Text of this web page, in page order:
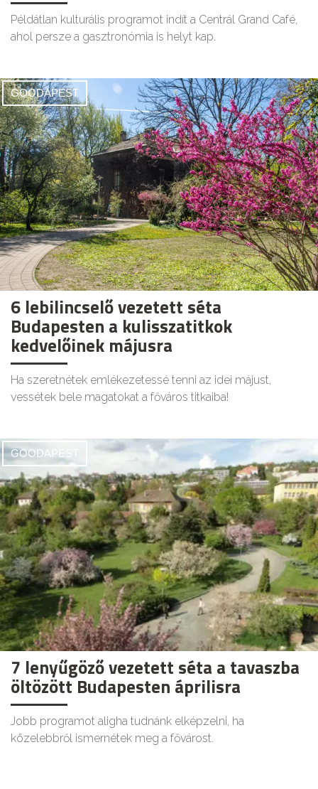
Példátlan kulturális programot indít a Centrál Grand Café,
ahol persze a gasztronómia is helyt kap.
GOODAPEST
6 lebilincselő vezetett séta
Budapesten a kulisszatitkok
kedvelőinek májusra
Ha szeretnétek emlékezetessé tenni az idei májust,
vessétek bele magatokat a főváros titkaiba!
GOODAPEST
7 lenyűgöző vezetett séta a tavaszba
öltözött Budapesten áprilisra
Jobb programot aligha tudnánk elképzelni, ha
közelebbről ismernétek meg a fővárost.